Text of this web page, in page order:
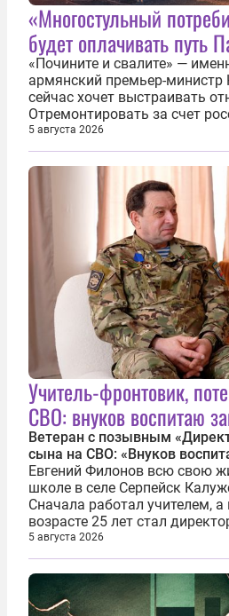
«Многостульный
будет оплачивать путь
«Почините и свалите» —
армянский премьер-
сейчас хочет выстраивать
Отремонтировать за счет
железнодорожную
прохождения TRIPP
связать Азербайджан и
5 августа 2026
Учитель-фронтовик,
СВО: внуков воспитаю
Ветеран с позывным
сына на СВО: «Внуков
Евгений Филонов всю свою
школе в селе Серпейск
Сначала работал учителем, а
возрасте 25 лет стал
90-е он сумел спасти школу
временем сделал ее лучшей
в возрасте 57 лет вслед за
5 августа 2026